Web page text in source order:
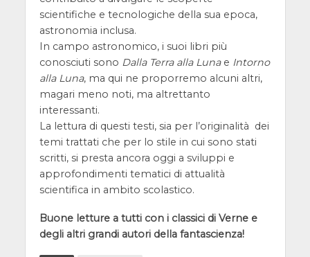
scientifiche e tecnologiche della sua epoca,
astronomia inclusa.
In campo astronomico, i suoi libri più
conosciuti sono Dalla Terra alla Lunae Intorno
alla Luna, ma qui ne proporremo alcuni altri,
magari meno noti, ma altrettanto
interessanti.
La lettura di questi testi, sia per l’originalità dei
temi trattati che per lo stile in cui sono stati
scritti, si presta ancora oggi a sviluppi e
approfondimenti tematici di attualità
scientifica in ambito scolastico.
Buone letture a tutti con i classici di Verne e
degli altri grandi autori della fantascienza!